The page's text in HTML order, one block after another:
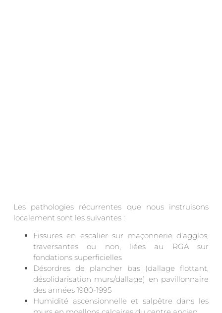
Les pathologies récurrentes que nous instruisons
localement sont les suivantes :
Fissures en escalier sur maçonnerie d’agglos,
traversantes ou non, liées au RGA sur
fondations superficielles
Désordres de plancher bas (dallage flottant,
désolidarisation murs/dallage) en pavillonnaire
des années 1980-1995
Humidité ascensionnelle et salpêtre dans les